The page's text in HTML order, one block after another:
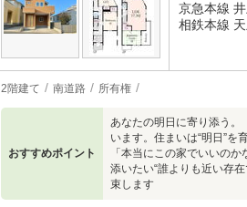
京急本線
相鉄本線
2階建て 南道路 所有権
おすすめポイント
あなたの明日に寄り添う
います。住まいは“明日”を
「本当にこの家でいいの
添いたい“誰よりも近い存
束します